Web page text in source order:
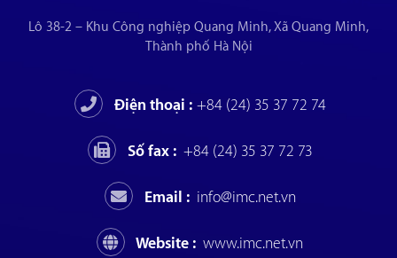
Lô 38-2 – Khu Công nghiệp Quang Minh, Xã Quang Minh,
Thành phố Hà Nội
Điện thoại : +84 (24) 35 37 72 74
Số fax : +84 (24) 35 37 72 73
Email : info@imc.net.vn
Website : www.imc.net.vn